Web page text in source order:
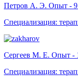
Петров А. Э. Опыт - 9
Специализация:
Сергеев М. Е. Опыт -
Специализация: